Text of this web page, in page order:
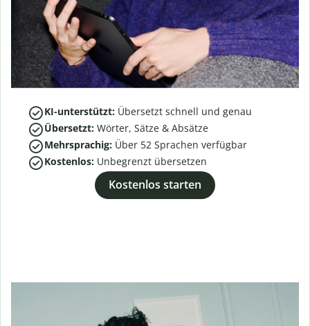
KI-unterstützt: Übersetzt schnell und genau
Übersetzt: Wörter, Sätze & Absätze
Mehrsprachig: Über 52 Sprachen verfügbar
Kostenlos: Unbegrenzt übersetzen
Kostenlos starten